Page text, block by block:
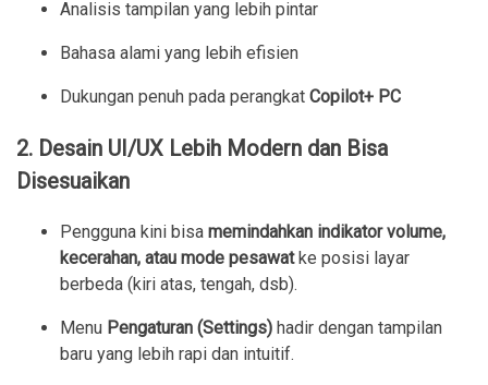
Analisis tampilan yang lebih pintar
Bahasa alami yang lebih efisien
Dukungan penuh pada perangkat Copilot+ PC
2. Desain UI/UX Lebih Modern dan Bisa
Disesuaikan
Pengguna kini bisa memindahkan indikator volume,
kecerahan, atau mode pesawatke posisi layar
berbeda (kiri atas, tengah, dsb).
Menu Pengaturan (Settings) hadir dengan tampilan
baru yang lebih rapi dan intuitif.